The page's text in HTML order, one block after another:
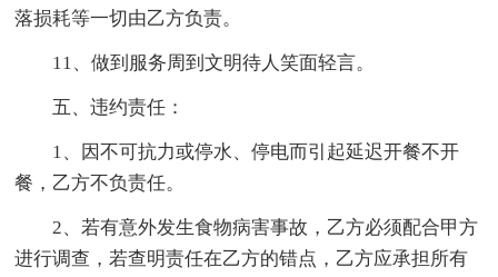
落损耗等一切由乙方负责。
11、做到服务周到文明待人笑面轻言。
五、违约责任：
1、因不可抗力或停水、停电而引起延迟开餐不开
餐，乙方不负责任。
2、若有意外发生食物病害事故，乙方必须配合甲方
进行调查，若查明责任在乙方的错点，乙方应承担所有